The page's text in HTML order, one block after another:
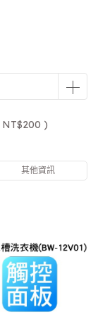
NT$200 )
其他資訊